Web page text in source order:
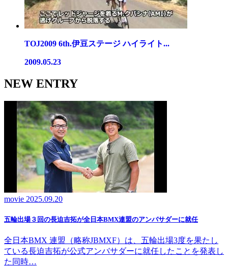
TOJ2009 6th.伊豆ステージ ハイライト...
2009.05.23
NEW ENTRY
movie 2025.09.20
五輪出場３回の長迫吉拓が全日本BMX連盟のアンバサダーに就任
全日本BMX 連盟（略称JBMXF）は、五輪出場3度を果たし
ている長迫吉拓が公式アンバサダーに就任したことを発表し
た同時…